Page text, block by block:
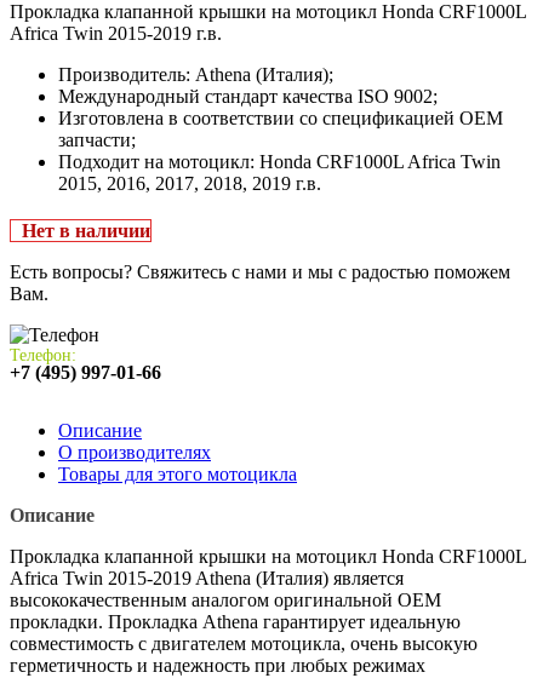
Прокладка клапанной крышки на мотоцикл Honda CRF1000L
Africa Twin 2015-2019 г.в.
Производитель: Athena (Италия);
Международный стандарт качества ISO 9002;
Изготовлена в соответствии со спецификацией OEM
запчасти;
Подходит на мотоцикл: Honda CRF1000L Africa Twin
2015, 2016, 2017, 2018, 2019 г.в.
Нет в наличии
Есть вопросы? Свяжитесь с нами и мы с радостью поможем
Вам.
Телефон:
+7 (495) 997-01-66
Описание
О производителях
Товары для этого мотоцикла
Описание
Прокладка клапанной крышки на мотоцикл Honda CRF1000L
Africa Twin 2015-2019 Athena (Италия) является
высококачественным аналогом оригинальной OEM
прокладки. Прокладка Athena гарантирует идеальную
совместимость с двигателем мотоцикла, очень высокую
герметичность и надежность при любых режимах